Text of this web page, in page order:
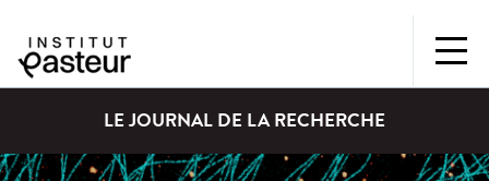
LE JOURNAL DE LA RECHERCHE